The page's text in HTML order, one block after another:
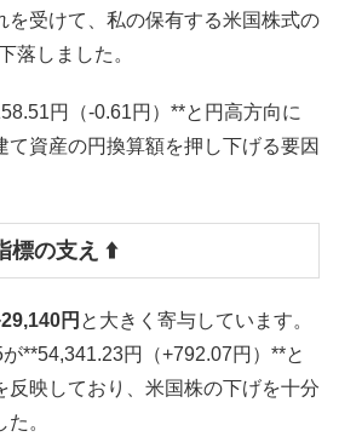
を受けて、私の保有する米国株式の
落しました。
円（-0.61円）**と円高方向に
て資産の円換算額を押し下げる要因
標の支え ⬆️
円 と大きく寄与しています。
**54,341.23円（+792.07円）**と
反映しており、米国株の下げを十分
。